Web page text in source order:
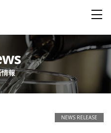
WDI
舞台は世界
報
NEWS RELEASE